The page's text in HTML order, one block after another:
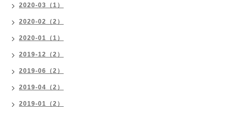
2020-03（1）
2020-02（2）
2020-01（1）
2019-12（2）
2019-06（2）
2019-04（2）
2019-01（2）